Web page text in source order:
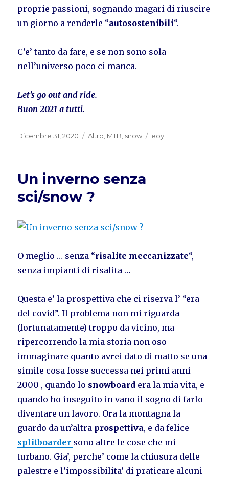
proprie passioni, sognando magari di riuscire
un giorno a renderle “autosostenibili“.
C’e’ tanto da fare, e se non sono sola
nell’universo poco ci manca.
Let’s go out and ride.
Buon 2021 a tutti.
Pubblicato
Dicembre 31, 2020 Categorie
Altro MTB snow Tag
eoy
Un inverno senza
sci/snow ?
O meglio … senza “risalite meccanizzate“,
senza impianti di risalita …
Questa e’ la prospettiva che ci riserva l’ “era
del covid”. Il problema non mi riguarda
(fortunatamente) troppo da vicino, ma
ripercorrendo la mia storia non oso
immaginare quanto avrei dato di matto se una
simile cosa fosse successa nei primi anni
2000 , quando lo snowboard era la mia vita, e
quando ho inseguito in vano il sogno di farlo
diventare un lavoro. Ora la montagna la
guardo da un’altra prospettiva, e da felice
splitboarder sono altre le cose che mi
turbano. Gia’, perche’ come la chiusura delle
palestre e l’impossibilita’ di praticare alcuni